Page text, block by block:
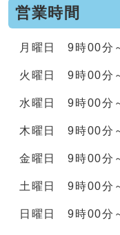
営業時間
月曜日 9時00分
火曜日 9時00分
水曜日 9時00分
木曜日 9時00分
金曜日 9時00分
土曜日 9時00分
日曜日 9時00分